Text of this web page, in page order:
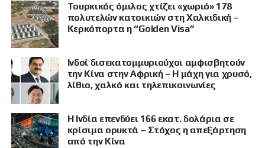
Τουρκικός όμιλος χτίζει «χωριό» 178
πολυτελών κατοικιών στη Χαλκιδική –
Κερκόπορτα η “Golden Visa”
Ινδοί δισεκατομμυριούχοι αμφισβητούν
την Κίνα στην Αφρική – Η μάχη για χρυσό,
λίθιο, χαλκό και τηλεπικοινωνίες
Η Ινδία επενδύει 166 εκατ. δολάρια σε
κρίσιμα ορυκτά – Στόχος η απεξάρτηση
από την Κίνα